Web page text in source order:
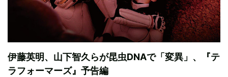
伊藤英明、山下智久らが昆虫DNAで「変異」、『テ
ラフォーマーズ』予告編